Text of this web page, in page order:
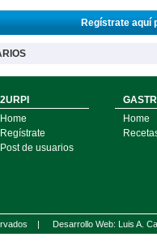
Regístrate aquí
2URPI
Home
Regístrate
Post de usuarios
Home
| Desarrollo Web: Luis